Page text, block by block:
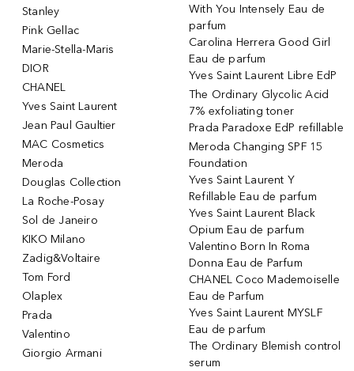
Stanley
Pink Gellac
Marie-Stella-Maris
DIOR
CHANEL
Yves Saint Laurent
Jean Paul Gaultier
MAC Cosmetics
Meroda
Douglas Collection
La Roche-Posay
Sol de Janeiro
KIKO Milano
Zadig&Voltaire
Tom Ford
Olaplex
Prada
Valentino
Giorgio Armani
With You Intensely Eau de
parfum
Carolina Herrera Good Girl
Eau de parfum
Yves Saint Laurent Libre EdP
The Ordinary Glycolic Acid
7% exfoliating toner
Prada Paradoxe EdP refillable
Meroda Changing SPF 15
Foundation
Yves Saint Laurent Y
Refillable Eau de parfum
Yves Saint Laurent Black
Opium Eau de parfum
Valentino Born In Roma
Donna Eau de Parfum
CHANEL Coco Mademoiselle
Eau de Parfum
Yves Saint Laurent MYSLF
Eau de parfum
The Ordinary Blemish control
serum